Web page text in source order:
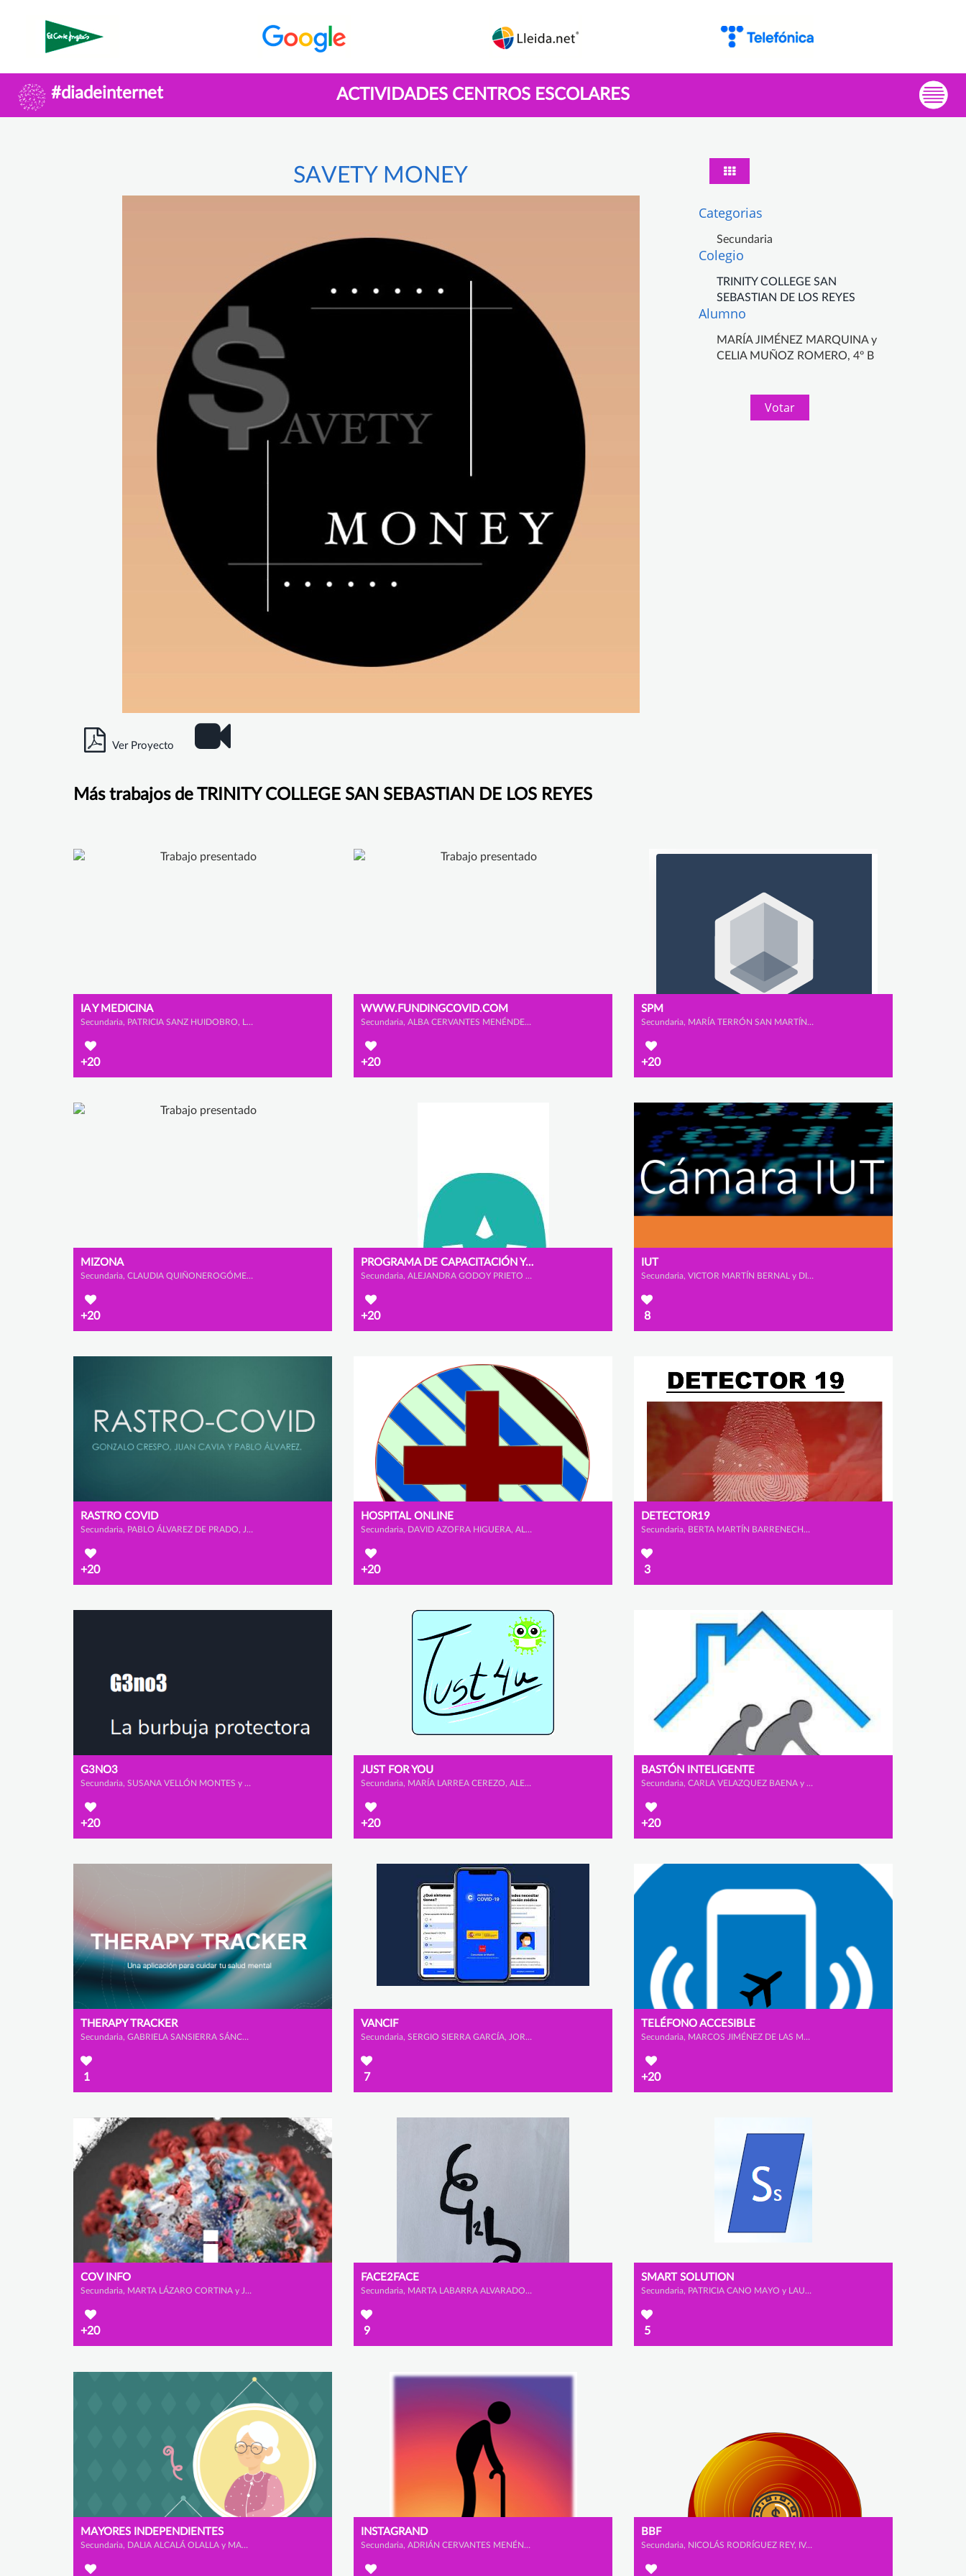
#diadeinternet ACTIVIDADES CENTROS ESCOLARES
SAVETY MONEY
Ver Proyecto
Categorias
Secundaria
Colegio
TRINITY COLLEGE SAN
SEBASTIAN DE LOS REYES
Alumno
MARÍA JIMÉNEZ MARQUINA y
CELIA MUÑOZ ROMERO, 4º B
Votar
Más trabajos de TRINITY COLLEGE SAN SEBASTIAN DE LOS REYES
IA Y MEDICINA
Secundaria, PATRICIA SANZ HUIDOBRO, LAURA MANTECÓN HERNANZ y ICÍAR HEREDERO PÉREZ
+20
WWW.FUNDINGCOVID.COM
Secundaria, ALBA CERVANTES MENÉNDEZ, CLAUDIA LÓPEZ GONZÁLEZ y YARA GONZÁLEZ DE ANDRES
+20
SPM
Secundaria, MARÍA TERRÓN SAN MARTÍN, SARA SAAD MARTÍN y PATRICIA RUIZ DEL PORTAL RODRÍGUEZ
+20
MIZONA
Secundaria, CLAUDIA QUIÑONEROGÓMEZ, MACARENA CANO CALDERÓN y SOFÍA GONZÁLEZ OLMEDO
+20
PROGRAMA DE CAPACITACIÓN Y FORMACIÓN
Secundaria, ALEJANDRA GODOY PRIETO y SILVIA RELAÑO RECIO
+20
IUT
Secundaria, VICTOR MARTÍN BERNAL y DIEGO BLÁZQUEZ BANDEIRAS
8
RASTRO COVID
Secundaria, PABLO ÁLVAREZ DE PRADO, JUAN CAVIA BELDA y GONZALO CRESPO RODRÍGUEZ
+20
HOSPITAL ONLINE
Secundaria, DAVID AZOFRA HIGUERA, ALEJANDRO BLANCO GARCÍA y HÉCTOR HERNÁNDEZ CRISTÓBAL
+20
DETECTOR19
Secundaria, BERTA MARTÍN BARRENECHEA, CELIA FLORIANO VELASCO y LUCÍA GONZÁLEZ RAMOS
3
G3NO3
Secundaria, SUSANA VELLÓN MONTES y CRISTINA MALO ESCUDERO
+20
JUST FOR YOU
Secundaria, MARÍA LARREA CEREZO, ALEJANDRO ESCRIBANO GONZÁLEZ y ELDA MARTÍNEZ GONZÁLEZ
+20
BASTÓN INTELIGENTE
Secundaria, CARLA VELAZQUEZ BAENA y ÁFRICA MORALES VISCASILLAS
+20
THERAPY TRACKER
Secundaria, GABRIELA SANSIERRA SÁNCHEZ-GÓMEZ y LUCÍA CARAMES FAWCUS
1
VANCIF
Secundaria, SERGIO SIERRA GARCÍA, JORGE HERNÁNDEZ MONTERO y EDEL MARTÍNEZ ALONSO
7
TELÉFONO ACCESIBLE
Secundaria, MARCOS JIMÉNEZ DE LAS MORAS, DANIEL BAÑOS PRATO y ÁLVARO LANNEGRAND LORENZO
+20
COV INFO
Secundaria, MARTA LÁZARO CORTINA y JUAN JOSÉ ZAMORA GONZÁLEZ
+20
FACE2FACE
Secundaria, MARTA LABARRA ALVARADO y ÁNGELA VALBUENA PÉREZ
9
SMART SOLUTION
Secundaria, PATRICIA CANO MAYO y LAURA MORENO JUNQUERA
5
MAYORES INDEPENDIENTES
Secundaria, DALIA ALCALÁ OLALLA y MARINA ALONSO FERNÁNDEZ
INSTAGRAND
Secundaria, ADRIÁN CERVANTES MENÉNDEZ, GONZALO GARCÍA FERNÁMDEZ y MARIO FAURA SANZ
BBF
Secundaria, NICOLÁS RODRÍGUEZ REY, IVÁN PRADA DÍAZ y ADRIÁN RUBIO GUILLÉN